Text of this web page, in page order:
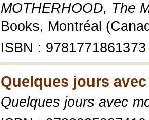
MOTHERHOOD, The
Books, Montréal
ISBN : 9781771861373
Quelques jours
Quelques jours avec